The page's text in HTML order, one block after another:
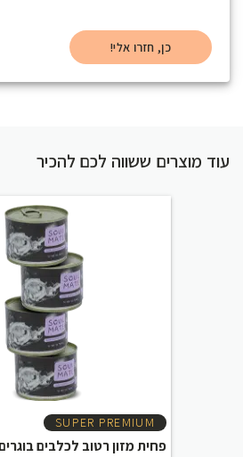
עוד מוצרים ששווה לכם להכיר
SUPER PREMIUM
פחית מזון רטוב לכלבים